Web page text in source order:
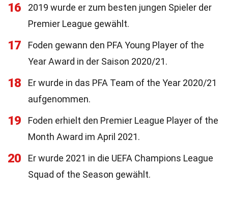
16
2019 wurde er zum besten jungen Spieler der
Premier League gewählt.
17
Foden gewann den PFA Young Player of the
Year Award in der Saison 2020/21.
18
Er wurde in das PFA Team of the Year 2020/21
aufgenommen.
19
Foden erhielt den Premier League Player of the
Month Award im April 2021.
20
Er wurde 2021 in die UEFA Champions League
Squad of the Season gewählt.